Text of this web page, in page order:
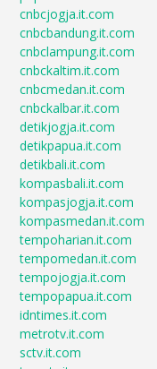
cnbcjogja.it.com
cnbcbandung.it.com
cnbclampung.it.com
cnbckaltim.it.com
cnbcmedan.it.com
cnbckalbar.it.com
detikjogja.it.com
detikpapua.it.com
detikbali.it.com
kompasbali.it.com
kompasjogja.it.com
kompasmedan.it.com
tempoharian.it.com
tempomedan.it.com
tempojogja.it.com
tempopapua.it.com
idntimes.it.com
metrotv.it.com
sctv.it.com